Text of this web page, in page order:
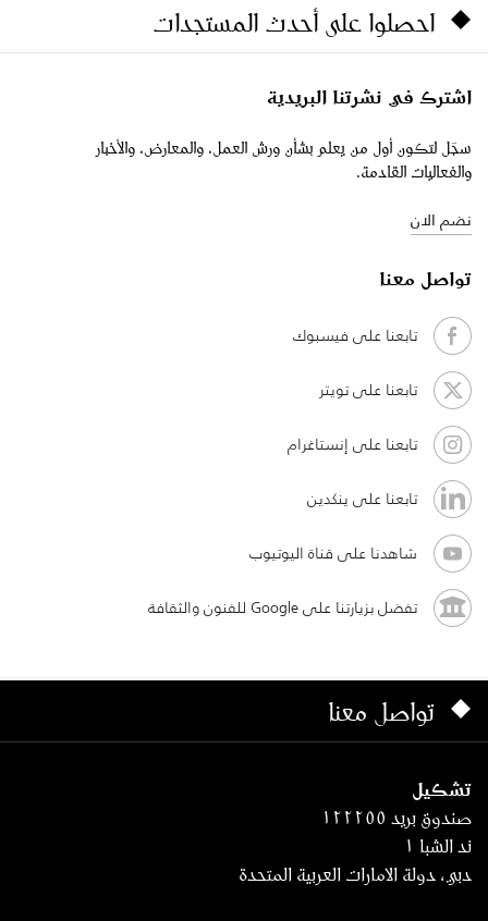
احصلوا على أحدث المستجدات
اشترك في نشرتنا البريدية
سجّل لتكون أول من يعلم بشأن ورش العمل، والمعارض، والأخبار
والفعاليات القادمة.
نضم الان
تواصل معنا
تابعنا على فيسبوك
تابعنا على تويتر
تابعنا على إنستاغرام
تابعنا على ينكدين
شاهدنا على قناة اليوتيوب
تفضل بزيارتنا على Google للفنون والثقافة
تواصل معنا
تشكيل
صندوق بريد ١٢٢٢٥٥
ند الشبا ١
دبي، دولة الامارات العربية المتحدة